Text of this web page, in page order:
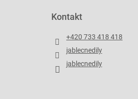
Kontakt
+420 733 418 418
jablecnedily
jablecnedily